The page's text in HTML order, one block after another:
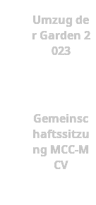
Umzug de
r Garden 2
023
Gemeinsc
haftssitzu
ng MCC-M
CV